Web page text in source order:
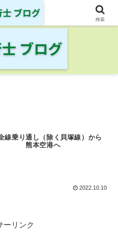
た旅行遂行士の旅の記録
線乗り通し（除く貝塚線）から
熊本空港へ
2022.10.10
ーリンク
検索